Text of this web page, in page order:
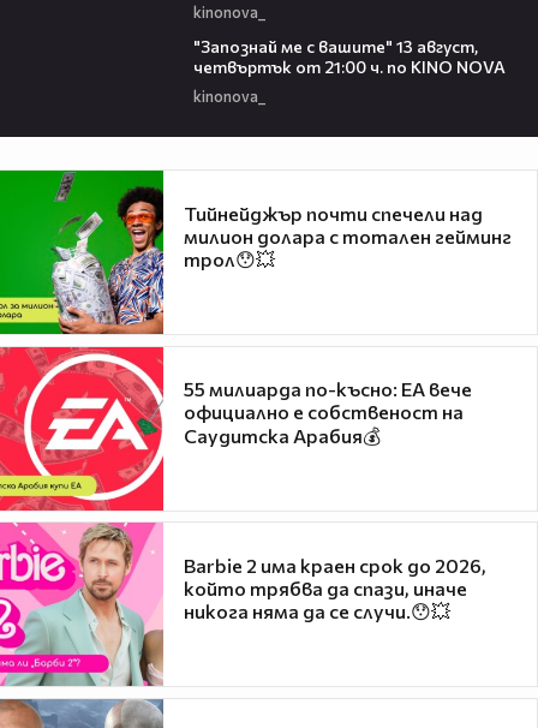
kinonova_
"Запознай ме с вашите" 13 август,
четвъртък от 21:00 ч. по KINO NOVA
kinonova_
Тийнейджър почти спечели над
милион долара с тотален гейминг
трол😯💥
55 милиарда по-късно: EA вече
официално е собственост на
Саудитска Арабия💰
Barbie 2 има краен срок до 2026,
който трябва да спази, иначе
никога няма да се случи.😯💥